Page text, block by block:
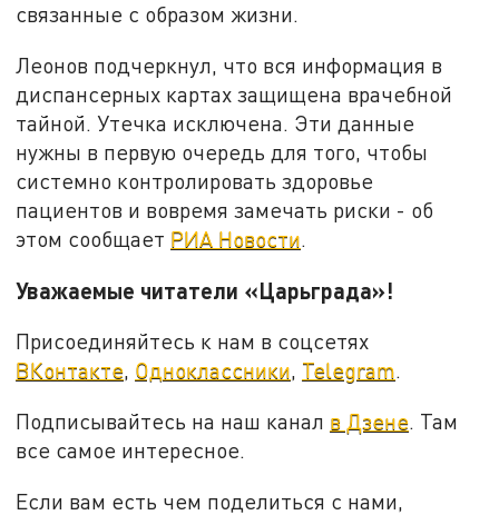
связанные с образом жизни.
Леонов подчеркнул, что вся информация в
диспансерных картах защищена врачебной
тайной. Утечка исключена. Эти данные
нужны в первую очередь для того, чтобы
системно контролировать здоровье
пациентов и вовремя замечать риски - об
этом сообщает РИА Новости.
Уважаемые читатели «Царьграда»!
Присоединяйтесь к нам в соцсетях
ВКонтакте, Одноклассники, Telegram.
Подписывайтесь на наш канал в Дзене. Там
все самое интересное.
Если вам есть чем поделиться с нами,